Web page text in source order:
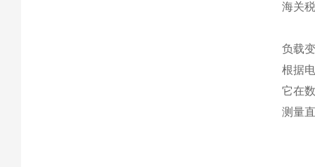
海关
负载
根据
它在
测量